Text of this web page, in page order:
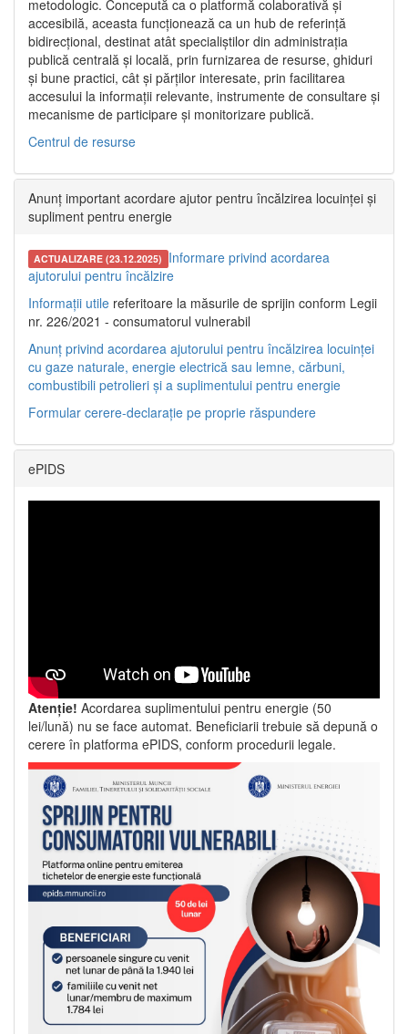
metodologic. Concepută ca o platformă colaborativă și
accesibilă, aceasta funcționează ca un hub de referință
bidirecțional, destinat atât specialiștilor din administrația
publică centrală și locală, prin furnizarea de resurse, ghiduri
și bune practici, cât și părților interesate, prin facilitarea
accesului la informații relevante, instrumente de consultare și
mecanisme de participare și monitorizare publică.
Centrul de resurse
Anunț important acordare ajutor pentru încălzirea locuinței și
supliment pentru energie
ACTUALIZARE (23.12.2025) Informare privind acordarea
ajutorului pentru încălzire
Informații utile referitoare la măsurile de sprijin conform Legii
nr. 226/2021 - consumatorul vulnerabil
Anunț privind acordarea ajutorului pentru încălzirea locuinței
cu gaze naturale, energie electrică sau lemne, cărbuni,
combustibili petrolieri și a suplimentului pentru energie
Formular cerere-declarație pe proprie răspundere
ePIDS
Atenție! Acordarea suplimentului pentru energie (50
lei/lună) nu se face automat. Beneficiarii trebuie să depună o
cerere în platforma ePIDS, conform procedurii legale.